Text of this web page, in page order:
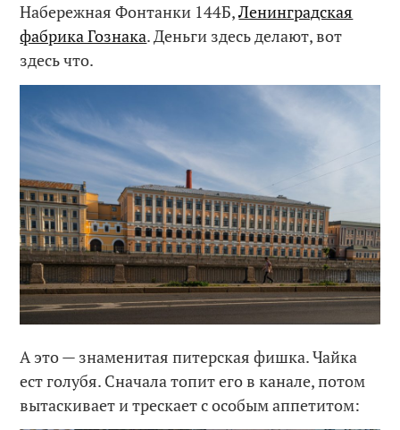
Набережная Фонтанки 144Б,Ленинградская
фабрика Гознака. Деньги здесь делают, вот
здесь что.
А это — знаменитая питерская фишка. Чайка
ест голубя. Сначала топит его в канале, потом
вытаскивает и трескает с особым аппетитом: